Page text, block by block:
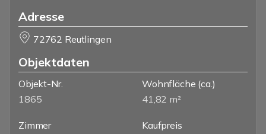
Adresse
72762 Reutlingen
Objektdaten
Objekt-Nr.
1865
Wohnfläche (ca.)
41,82 m²
Zimmer
Kaufpreis